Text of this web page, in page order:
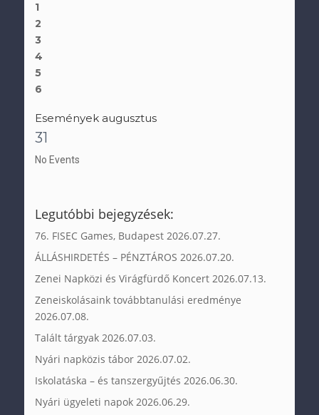
1
2
3
4
5
6
Események augusztus
31
No Events
Legutóbbi bejegyzések:
76. FISEC Games, Budapest 2026.07.27.
ÁLLÁSHIRDETÉS – PÉNZTÁROS 2026.07.20.
Zenei Napközi és Virágfürdő Koncert 2026.07.13.
Zeneiskolásaink továbbtanulási eredménye
2026.07.08.
Talált tárgyak 2026.07.03.
Nyári napközis tábor 2026.07.02.
Iskolatáska – és tanszergyűjtés 2026.06.30.
Nyári ügyeleti napok 2026.06.29.